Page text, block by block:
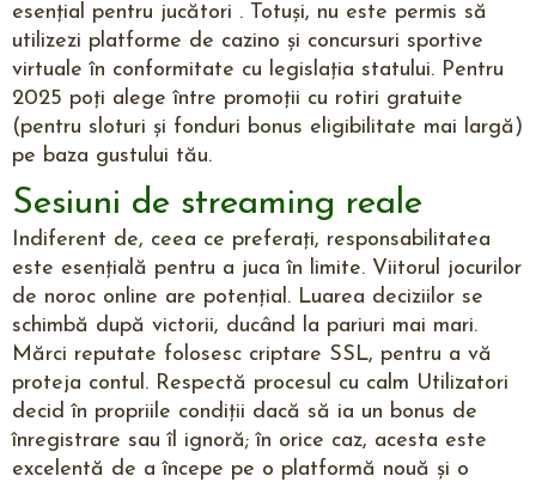
esențial pentru jucători . Totuși, nu este permis să
utilizezi platforme de cazino și concursuri sportive
virtuale în conformitate cu legislația statului. Pentru
2025 poți alege între promoții cu rotiri gratuite
(pentru sloturi și fonduri bonus eligibilitate mai largă)
pe baza gustului tău.
Sesiuni de streaming reale
Indiferent de, ceea ce preferați, responsabilitatea
este esențială pentru a juca în limite. Viitorul jocurilor
de noroc online are potențial. Luarea deciziilor se
schimbă după victorii, ducând la pariuri mai mari.
Mărci reputate folosesc criptare SSL, pentru a vă
proteja contul. Respectă procesul cu calm Utilizatori
decid în propriile condiții dacă să ia un bonus de
înregistrare sau îl ignoră; în orice caz, acesta este
excelentă de a începe pe o platformă nouă și o